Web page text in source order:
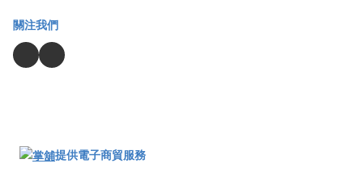
關注我們
提供電子商貿服務